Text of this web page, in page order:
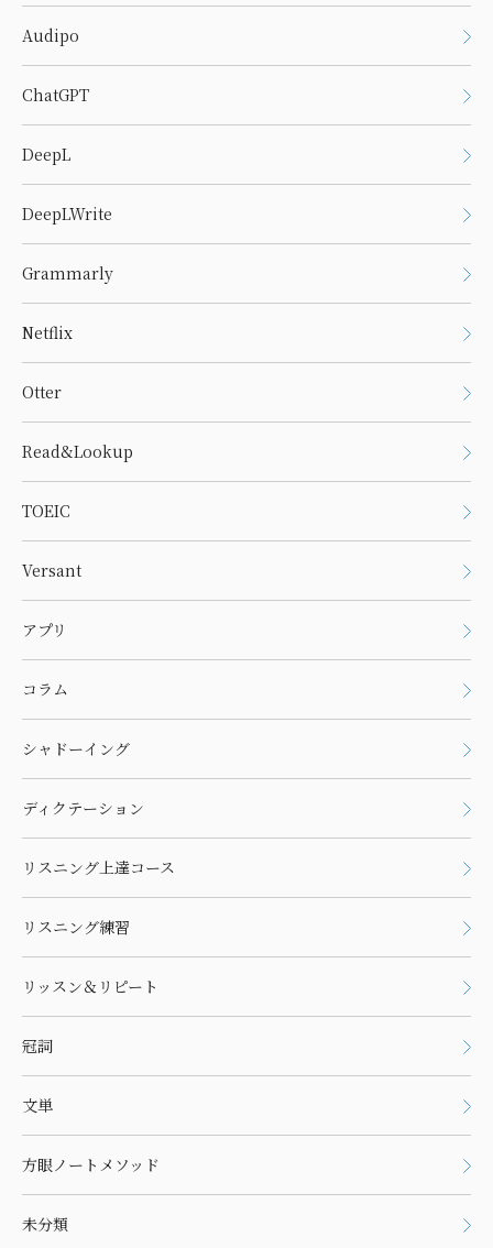
Audipo
ChatGPT
DeepL
DeepLWrite
Grammarly
Netflix
Otter
Read&Lookup
TOEIC
Versant
アプリ
コラム
シャドーイング
ディクテーション
リスニング上達コース
リスニング練習
リッスン＆リピート
冠詞
文単
方眼ノートメソッド
未分類